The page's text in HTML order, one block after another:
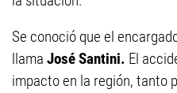
Se conoció que el
llama José Santini. El
impacto en la región, tanto